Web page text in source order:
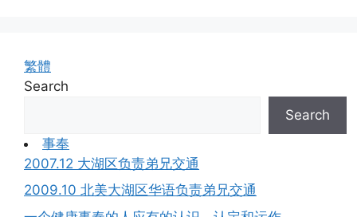
繁體
Search
Search
事奉
2007.12 大湖区负责弟兄交通
2009.10 北美大湖区华语负责弟兄交通